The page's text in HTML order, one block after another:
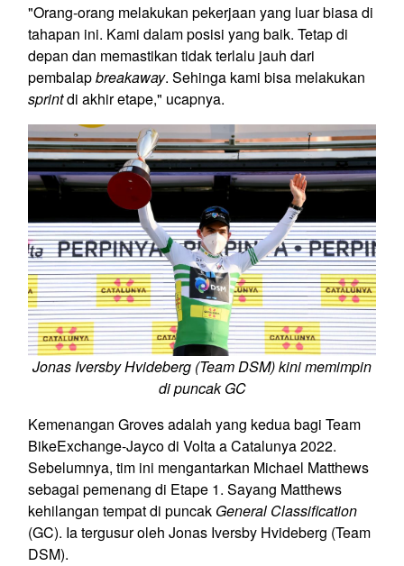
"Orang-orang melakukan pekerjaan yang luar biasa di
tahapan ini. Kami dalam posisi yang baik. Tetap di
depan dan memastikan tidak terlalu jauh dari
pembalapbreakaway. Sehinga kami bisa melakukan
sprintdi akhir etape," ucapnya.
Jonas Iversby Hvideberg (Team DSM) kini memimpin
di puncak GC
Kemenangan Groves adalah yang kedua bagi Team
BikeExchange-Jayco di Volta a Catalunya 2022.
Sebelumnya, tim ini mengantarkan Michael Matthews
sebagai pemenang di Etape 1. Sayang Matthews
kehilangan tempat di puncak General Classification
(GC). Ia tergusur oleh Jonas Iversby Hvideberg (Team
DSM).